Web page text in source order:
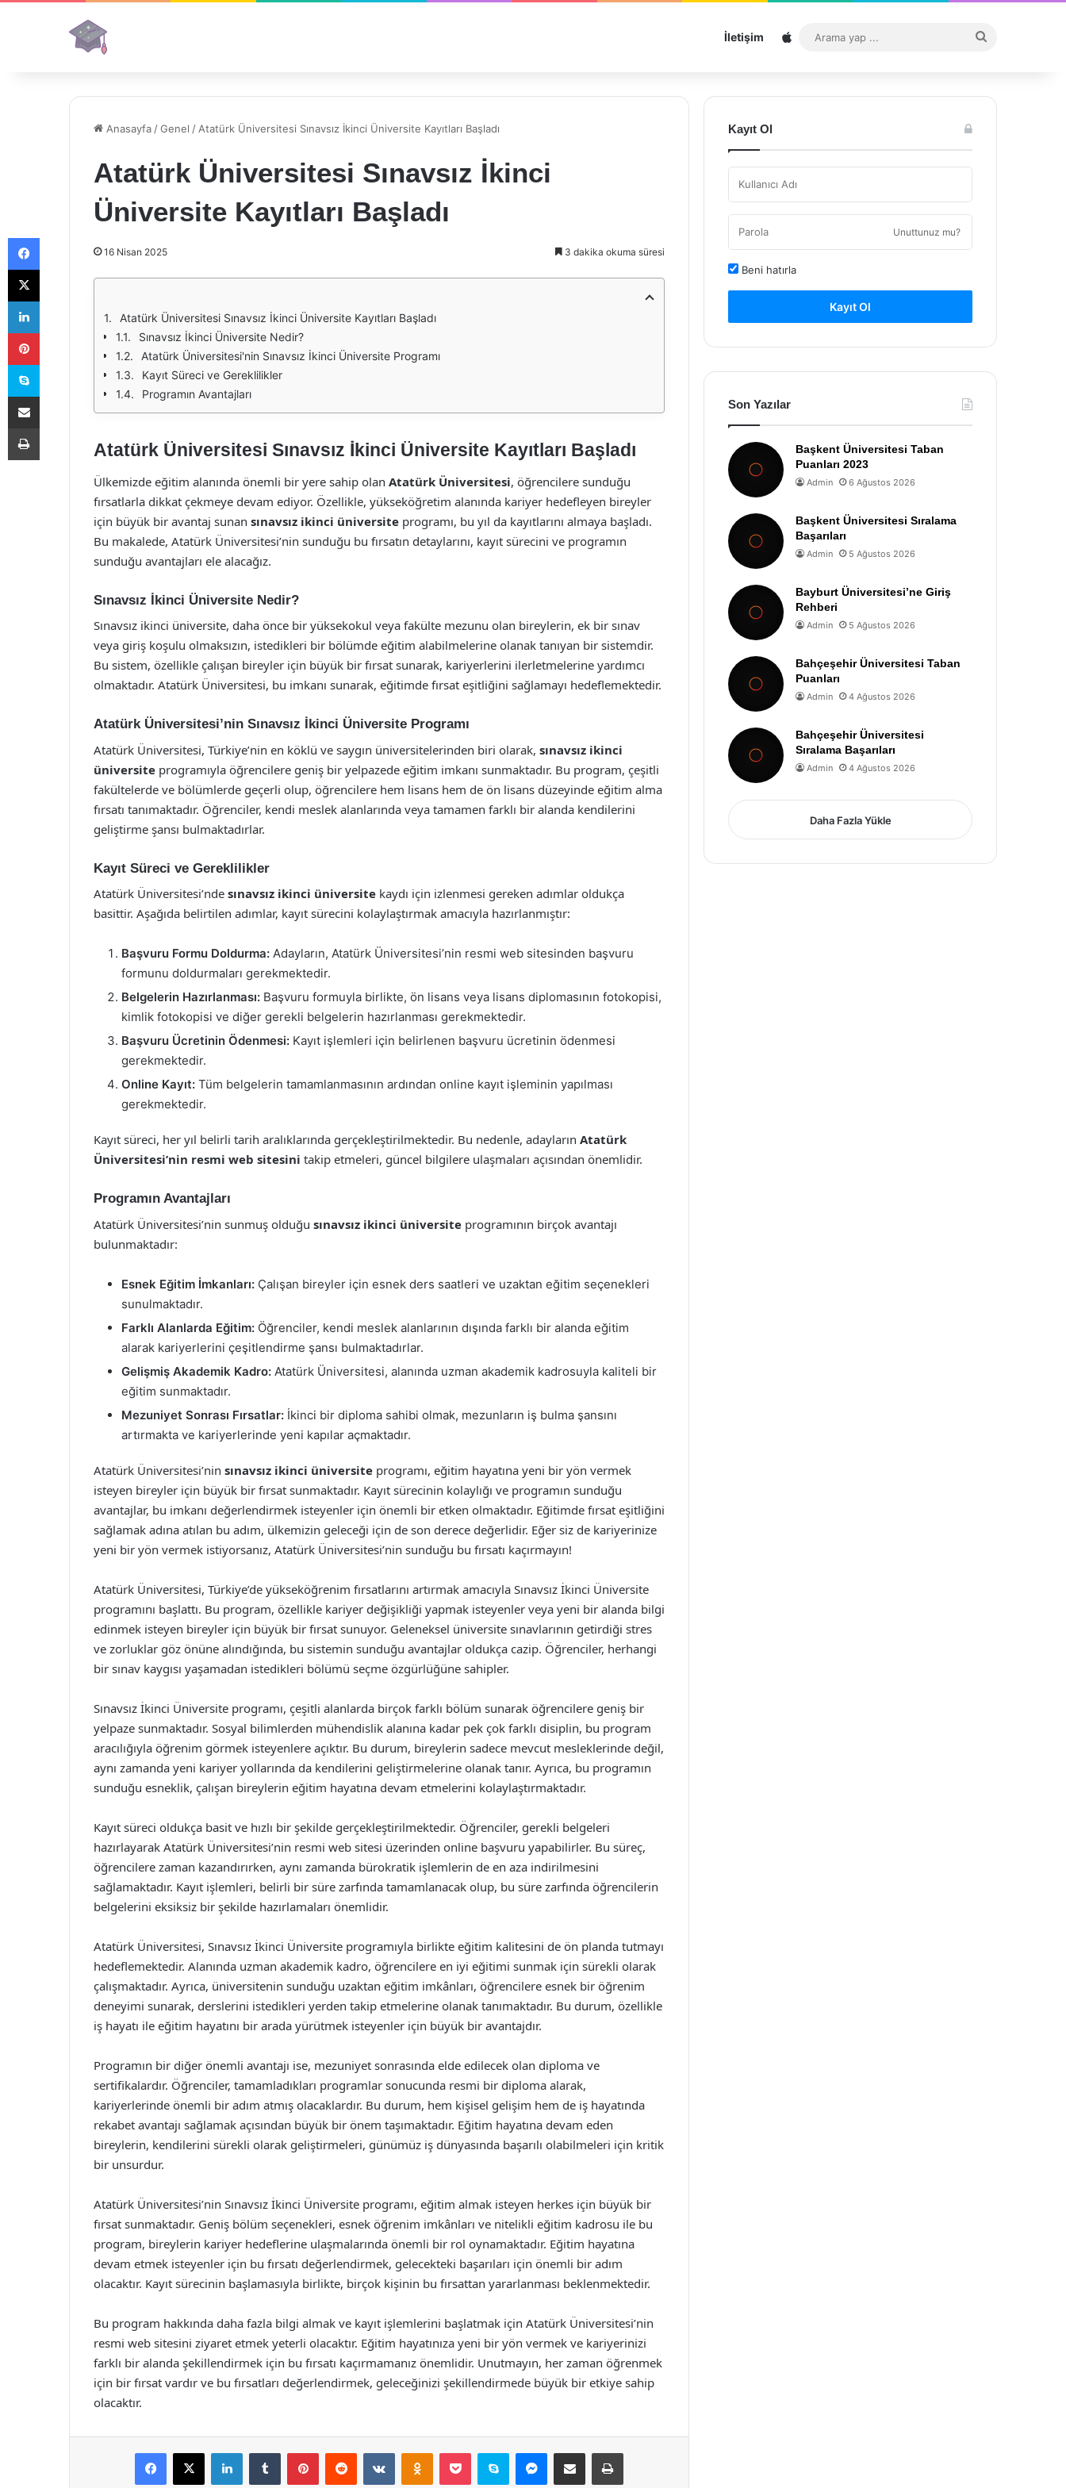
İletişim Sitemap
...
Anasayfa /Genel / Atatürk Üniversitesi Sınavsız İkinci Üniversite Kayıtları Başladı
Atatürk Üniversitesi Sınavsız İkinci
Üniversite Kayıtları Başladı
16 Nisan 2025 3 dakika okuma süresi
Atatürk Üniversitesi Sınavsız İkinci Üniversite Kayıtları Başladı
Sınavsız İkinci Üniversite Nedir?
Atatürk Üniversitesi'nin Sınavsız İkinci Üniversite Programı
Kayıt Süreci ve Gereklilikler
Programın Avantajları
Atatürk Üniversitesi Sınavsız İkinci Üniversite Kayıtları Başladı
Ülkemizde eğitim alanında önemli bir yere sahip olan Atatürk Üniversitesi, öğrencilere sunduğu
fırsatlarla dikkat çekmeye devam ediyor. Özellikle, yükseköğretim alanında kariyer hedefleyen bireyler
için büyük bir avantaj sunan sınavsız ikinci üniversite programı, bu yıl da kayıtlarını almaya başladı.
Bu makalede, Atatürk Üniversitesi’nin sunduğu bu fırsatın detaylarını, kayıt sürecini ve programın
sunduğu avantajları ele alacağız.
Sınavsız İkinci Üniversite Nedir?
Sınavsız ikinci üniversite, daha önce bir yüksekokul veya fakülte mezunu olan bireylerin, ek bir sınav
veya giriş koşulu olmaksızın, istedikleri bir bölümde eğitim alabilmelerine olanak tanıyan bir sistemdir.
Bu sistem, özellikle çalışan bireyler için büyük bir fırsat sunarak, kariyerlerini ilerletmelerine yardımcı
olmaktadır. Atatürk Üniversitesi, bu imkanı sunarak, eğitimde fırsat eşitliğini sağlamayı hedeflemektedir.
Atatürk Üniversitesi’nin Sınavsız İkinci Üniversite Programı
Atatürk Üniversitesi, Türkiye’nin en köklü ve saygın üniversitelerinden biri olarak, sınavsız ikinci
üniversite programıyla öğrencilere geniş bir yelpazede eğitim imkanı sunmaktadır. Bu program, çeşitli
fakültelerde ve bölümlerde geçerli olup, öğrencilere hem lisans hem de ön lisans düzeyinde eğitim alma
fırsatı tanımaktadır. Öğrenciler, kendi meslek alanlarında veya tamamen farklı bir alanda kendilerini
geliştirme şansı bulmaktadırlar.
Kayıt Süreci ve Gereklilikler
Atatürk Üniversitesi’nde sınavsız ikinci üniversite kaydı için izlenmesi gereken adımlar oldukça
basittir. Aşağıda belirtilen adımlar, kayıt sürecini kolaylaştırmak amacıyla hazırlanmıştır:
Başvuru Formu Doldurma: Adayların, Atatürk Üniversitesi’nin resmi web sitesinden başvuru
formunu doldurmaları gerekmektedir.
Belgelerin Hazırlanması: Başvuru formuyla birlikte, ön lisans veya lisans diplomasının fotokopisi,
kimlik fotokopisi ve diğer gerekli belgelerin hazırlanması gerekmektedir.
Başvuru Ücretinin Ödenmesi: Kayıt işlemleri için belirlenen başvuru ücretinin ödenmesi
gerekmektedir.
Online Kayıt: Tüm belgelerin tamamlanmasının ardından online kayıt işleminin yapılması
gerekmektedir.
Kayıt süreci, her yıl belirli tarih aralıklarında gerçekleştirilmektedir. Bu nedenle, adayların Atatürk
Üniversitesi’nin resmi web sitesini takip etmeleri, güncel bilgilere ulaşmaları açısından önemlidir.
Programın Avantajları
Atatürk Üniversitesi’nin sunmuş olduğu sınavsız ikinci üniversite programının birçok avantajı
bulunmaktadır:
Esnek Eğitim İmkanları: Çalışan bireyler için esnek ders saatleri ve uzaktan eğitim seçenekleri
sunulmaktadır.
Farklı Alanlarda Eğitim: Öğrenciler, kendi meslek alanlarının dışında farklı bir alanda eğitim
alarak kariyerlerini çeşitlendirme şansı bulmaktadırlar.
Gelişmiş Akademik Kadro: Atatürk Üniversitesi, alanında uzman akademik kadrosuyla kaliteli bir
eğitim sunmaktadır.
Mezuniyet Sonrası Fırsatlar: İkinci bir diploma sahibi olmak, mezunların iş bulma şansını
artırmakta ve kariyerlerinde yeni kapılar açmaktadır.
Atatürk Üniversitesi’nin sınavsız ikinci üniversite programı, eğitim hayatına yeni bir yön vermek
isteyen bireyler için büyük bir fırsat sunmaktadır. Kayıt sürecinin kolaylığı ve programın sunduğu
avantajlar, bu imkanı değerlendirmek isteyenler için önemli bir etken olmaktadır. Eğitimde fırsat eşitliğini
sağlamak adına atılan bu adım, ülkemizin geleceği için de son derece değerlidir. Eğer siz de kariyerinize
yeni bir yön vermek istiyorsanız, Atatürk Üniversitesi’nin sunduğu bu fırsatı kaçırmayın!
Atatürk Üniversitesi, Türkiye’de yükseköğrenim fırsatlarını artırmak amacıyla Sınavsız İkinci Üniversite
programını başlattı. Bu program, özellikle kariyer değişikliği yapmak isteyenler veya yeni bir alanda bilgi
edinmek isteyen bireyler için büyük bir fırsat sunuyor. Geleneksel üniversite sınavlarının getirdiği stres
ve zorluklar göz önüne alındığında, bu sistemin sunduğu avantajlar oldukça cazip. Öğrenciler, herhangi
bir sınav kaygısı yaşamadan istedikleri bölümü seçme özgürlüğüne sahipler.
Sınavsız İkinci Üniversite programı, çeşitli alanlarda birçok farklı bölüm sunarak öğrencilere geniş bir
yelpaze sunmaktadır. Sosyal bilimlerden mühendislik alanına kadar pek çok farklı disiplin, bu program
aracılığıyla öğrenim görmek isteyenlere açıktır. Bu durum, bireylerin sadece mevcut mesleklerinde değil,
aynı zamanda yeni kariyer yollarında da kendilerini geliştirmelerine olanak tanır. Ayrıca, bu programın
sunduğu esneklik, çalışan bireylerin eğitim hayatına devam etmelerini kolaylaştırmaktadır.
Kayıt süreci oldukça basit ve hızlı bir şekilde gerçekleştirilmektedir. Öğrenciler, gerekli belgeleri
hazırlayarak Atatürk Üniversitesi’nin resmi web sitesi üzerinden online başvuru yapabilirler. Bu süreç,
öğrencilere zaman kazandırırken, aynı zamanda bürokratik işlemlerin de en aza indirilmesini
sağlamaktadır. Kayıt işlemleri, belirli bir süre zarfında tamamlanacak olup, bu süre zarfında öğrencilerin
belgelerini eksiksiz bir şekilde hazırlamaları önemlidir.
Atatürk Üniversitesi, Sınavsız İkinci Üniversite programıyla birlikte eğitim kalitesini de ön planda tutmayı
hedeflemektedir. Alanında uzman akademik kadro, öğrencilere en iyi eğitimi sunmak için sürekli olarak
çalışmaktadır. Ayrıca, üniversitenin sunduğu uzaktan eğitim imkânları, öğrencilere esnek bir öğrenim
deneyimi sunarak, derslerini istedikleri yerden takip etmelerine olanak tanımaktadır. Bu durum, özellikle
iş hayatı ile eğitim hayatını bir arada yürütmek isteyenler için büyük bir avantajdır.
Programın bir diğer önemli avantajı ise, mezuniyet sonrasında elde edilecek olan diploma ve
sertifikalardır. Öğrenciler, tamamladıkları programlar sonucunda resmi bir diploma alarak,
kariyerlerinde önemli bir adım atmış olacaklardır. Bu durum, hem kişisel gelişim hem de iş hayatında
rekabet avantajı sağlamak açısından büyük bir önem taşımaktadır. Eğitim hayatına devam eden
bireylerin, kendilerini sürekli olarak geliştirmeleri, günümüz iş dünyasında başarılı olabilmeleri için kritik
bir unsurdur.
Atatürk Üniversitesi’nin Sınavsız İkinci Üniversite programı, eğitim almak isteyen herkes için büyük bir
fırsat sunmaktadır. Geniş bölüm seçenekleri, esnek öğrenim imkânları ve nitelikli eğitim kadrosu ile bu
program, bireylerin kariyer hedeflerine ulaşmalarında önemli bir rol oynamaktadır. Eğitim hayatına
devam etmek isteyenler için bu fırsatı değerlendirmek, gelecekteki başarıları için önemli bir adım
olacaktır. Kayıt sürecinin başlamasıyla birlikte, birçok kişinin bu fırsattan yararlanması beklenmektedir.
Bu program hakkında daha fazla bilgi almak ve kayıt işlemlerini başlatmak için Atatürk Üniversitesi’nin
resmi web sitesini ziyaret etmek yeterli olacaktır. Eğitim hayatınıza yeni bir yön vermek ve kariyerinizi
farklı bir alanda şekillendirmek için bu fırsatı kaçırmamanız önemlidir. Unutmayın, her zaman öğrenmek
için bir fırsat vardır ve bu fırsatları değerlendirmek, geleceğinizi şekillendirmede büyük bir etkiye sahip
olacaktır.
Facebook
X LinkedInTumblr PinterestReddit VKontakteOdnoklassniki
Pocket Skype Messenger
E-Posta ile paylaş Yazdır
Kayıt Ol
Unuttunuz mu?
Beni hatırla
Kayıt Ol
Son Yazılar
Başkent Üniversitesi Taban
Puanları 2023
Admin 6 Ağustos 2026
Başkent Üniversitesi Sıralama
Başarıları
Admin 5 Ağustos 2026
Bayburt Üniversitesi’ne Giriş
Rehberi
Admin 5 Ağustos 2026
Bahçeşehir Üniversitesi Taban
Puanları
Admin 4 Ağustos 2026
Bahçeşehir Üniversitesi
Sıralama Başarıları
Admin 4 Ağustos 2026
Daha Fazla Yükle
Facebook
X
LinkedIn
Pinterest
Skype
E-Posta ile paylaş